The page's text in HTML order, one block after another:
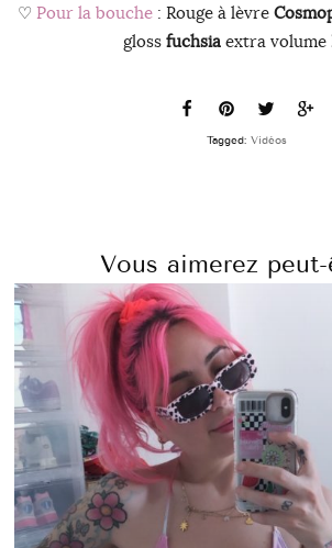
♡ Pour la bouche: Rouge à lèvre
gloss fuchsia extra volume
Tagged: Vidéos
Vous aimerez peut-